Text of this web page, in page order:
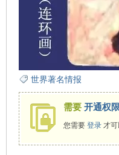
世界著名情报
需要 开通权限
您需要 登录才可